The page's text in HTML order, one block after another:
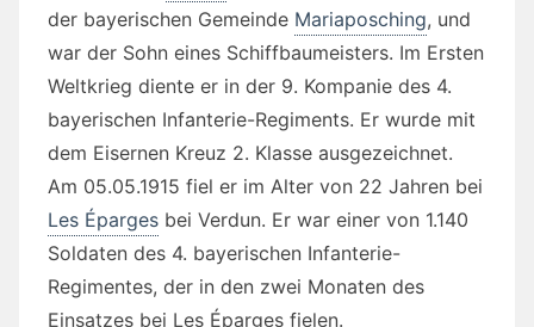
der bayerischen Gemeinde Mariaposching, und
war der Sohn eines Schiffbaumeisters. Im Ersten
Weltkrieg diente er in der 9. Kompanie des 4.
bayerischen Infanterie-Regiments. Er wurde mit
dem Eisernen Kreuz 2. Klasse ausgezeichnet.
Am 05.05.1915 fiel er im Alter von 22 Jahren bei
Les Éparges bei Verdun. Er war einer von 1.140
Soldaten des 4. bayerischen Infanterie-
Regimentes, der in den zwei Monaten des
Einsatzes bei Les Éparges fielen.